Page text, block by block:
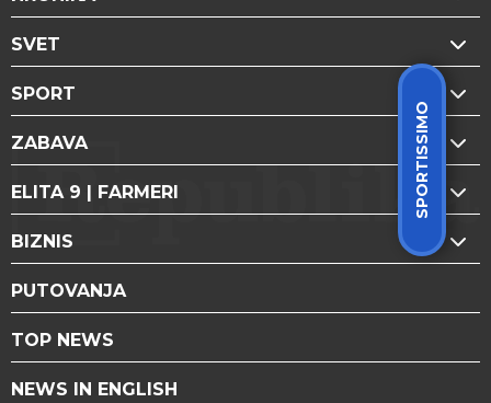
SPORTISSIMO
SVET
SPORT
ZABAVA
ELITA 9 | FARMERI
BIZNIS
PUTOVANJA
TOP NEWS
NEWS IN ENGLISH